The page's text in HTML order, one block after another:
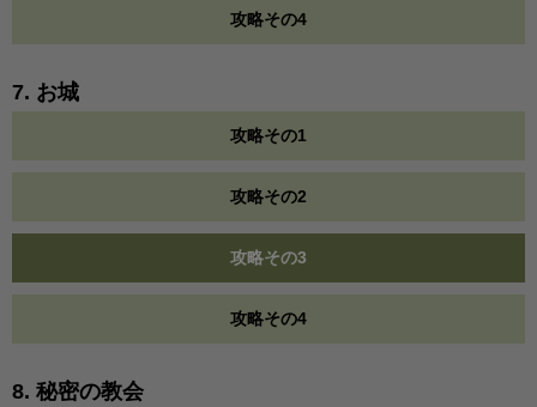
攻略その4
7. お城
攻略その1
攻略その2
攻略その3
攻略その4
8. 秘密の教会